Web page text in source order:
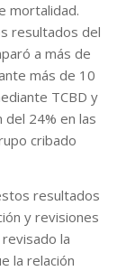
mortalidad.
resultados del
a más de
más de 10
TCBD y
del 24% en las
cribado
resultados
y revisiones
la
la relación